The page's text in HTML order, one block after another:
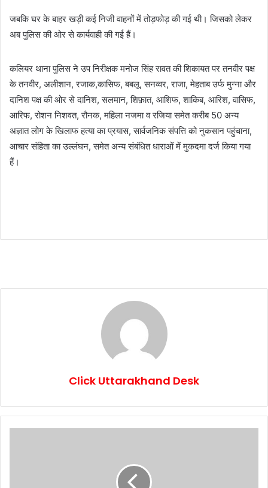
जबकि घर के बाहर खड़ी कई निजी वाहनों में तोड़फोड़ की गई थी। जिसको लेकर
अब पुलिस की ओर से कार्यवाही की गई हैं।
कलियर थाना पुलिस ने उप निरीक्षक मनोज सिंह रावत की शिकायत पर तनवीर पक्ष
के तनवीर, अलीशान, रजाक,कासिफ, बबलू, सनव्वर, राजा, मेहताब उर्फ मुन्ना और
दानिश पक्ष की ओर से दानिश, सलमान, शिफ़ात, आशिफ, शाकिब, आरिश, वासिफ,
आरिफ, रोशन निशवत, रौनक, महिला नजमा व रजिया समेत करीब 50 अन्य
अज्ञात लोग के खिलाफ हत्या का प्रयास, सार्वजनिक संपत्ति को नुकसान पहुंचाना,
आचार संहिता का उल्लंघन, समेत अन्य संबंधित धाराओं में मुकदमा दर्ज किया गया
हैं।
Click Uttarakhand Desk